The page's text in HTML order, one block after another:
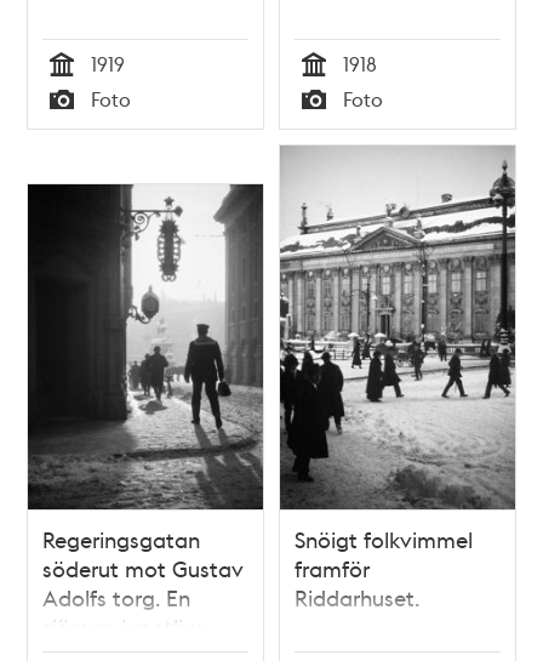
Tid
1919
Typ
Foto Tid
1918
Typ
Foto
Regeringsgatan
söderut mot Gustav
Adolfs torg. En
sjöman i motljus.
Snöigt folkvimmel
framför
Riddarhuset.